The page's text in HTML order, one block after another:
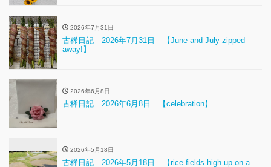
2026年7月31日
古稀日記 2026年7月31日 【June and July zipped
away!】
2026年6月8日
古稀日記 2026年6月8日 【celebration】
2026年5月18日
古稀日記 2026年5月18日 【rice fields high up on a